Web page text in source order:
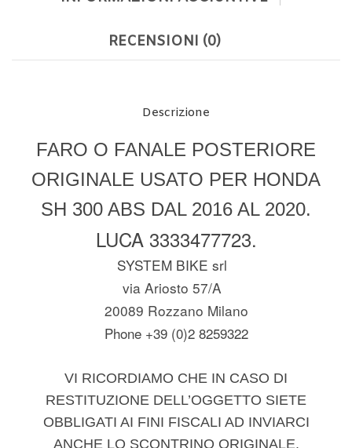
RECENSIONI (0)
Descrizione
FARO O FANALE POSTERIORE
ORIGINALE USATO PER HONDA
SH 300 ABS DAL 2016 AL 2020.
LUCA 3333477723.
SYSTEM BIKE srl
via Ariosto 57/A
20089 Rozzano Milano
Phone +39 (0)2 8259322
VI RICORDIAMO CHE IN CASO DI
RESTITUZIONE DELL’OGGETTO SIETE
OBBLIGATI AI FINI FISCALI AD INVIARCI
ANCHE LO SCONTRINO ORIGINALE.